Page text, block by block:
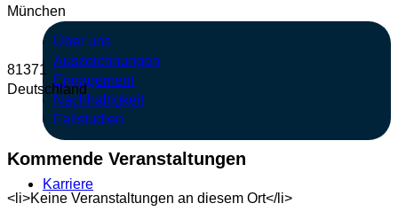
Über uns
Auszeichnungen
Engagement
Nachhaltigkeit
Fallstudien
Karriere
München
81371
Deutschland
Kommende Veranstaltungen
<li>Keine Veranstaltungen an diesem Ort</li>